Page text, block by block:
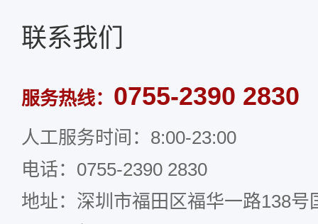
联系我们
服务热线： 0755-2390 2830
人工服务时间：8:00-23:00
电话：0755-2390 2830
地址：深圳市福田区福华一路138号